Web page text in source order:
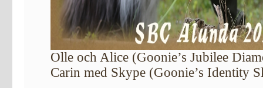
Olle och Alice (Goonie’s Jubilee
Carin med Skype (Goonie’s Identity